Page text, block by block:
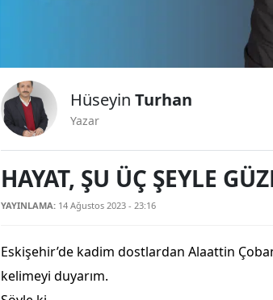
Hüseyin Turhan
Yazar
HAYAT, ŞU ÜÇ ŞEYLE
YAYINLAMA: 14 Ağustos 2023 - 23:16
Eskişehir’de kadim dostlardan Alaattin
kelimeyi duyarım.